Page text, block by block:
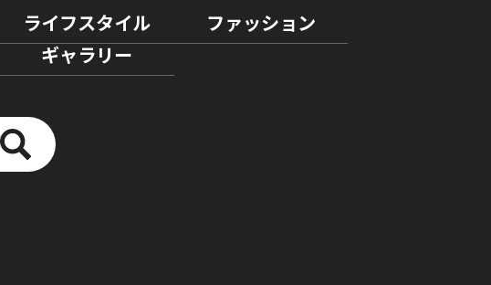
ライフスタイル
ファッション
ギャラリー